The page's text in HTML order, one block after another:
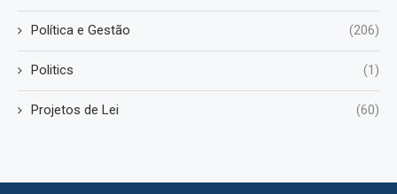
Política e Gestão (206)
Politics (1)
Projetos de Lei (60)